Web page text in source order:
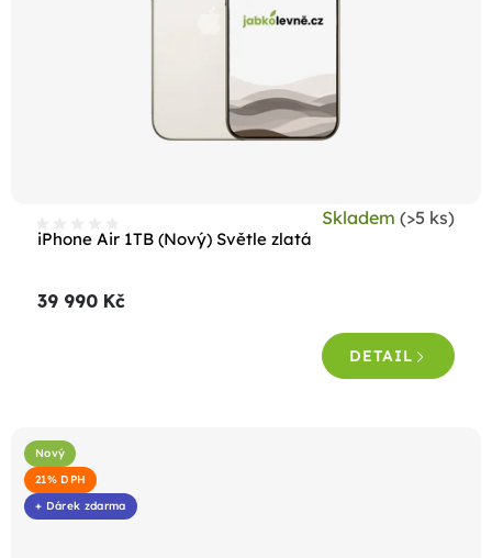
iPhone Air 1TB (Nový) Světle zlatá
Skladem (>5 ks)
39 990 Kč
DETAIL
Nový
21% DPH
+ Dárek zdarma